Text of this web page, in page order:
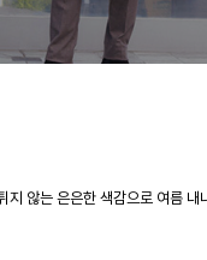
않는 은은한 색감으로 여름